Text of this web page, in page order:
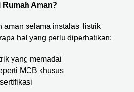
Rumah Aman?
aman selama instalasi listrik
hal yang perlu diperhatikan:
yang memadai
MCB khusus